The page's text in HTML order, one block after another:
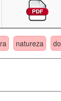
natureza